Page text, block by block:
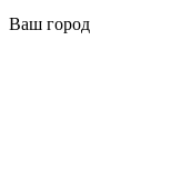
Ваш город